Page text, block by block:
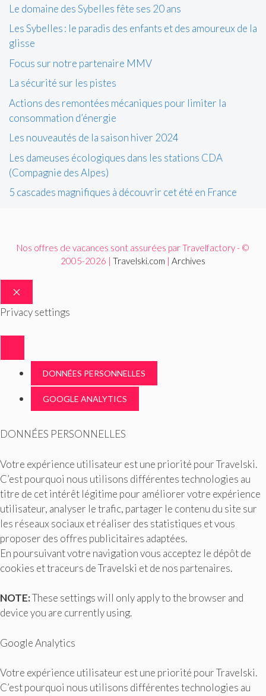
Le domaine des Sybelles fête ses 20 ans
Les Sybelles : le paradis des enfants et des amoureux de la
glisse
Focus sur notre partenaire MMV
La sécurité sur les pistes
Actions des remontées mécaniques pour limiter la
consommation d’énergie
Les nouveautés de la saison hiver 2024
Les dameuses écologiques dans les stations CDA
(Compagnie des Alpes)
5 cascades magnifiques à découvrir cet été en France
Nos offres de vacances sont assurées par Travelfactory - ©
2005-2026 | Travelski.com Archives
FERMER
Privacy settings
DONNÉES PERSONNELLES
GOOGLE ANALYTICS
DONNÉES PERSONNELLES
Votre expérience utilisateur est une priorité pour Travelski.
C’est pourquoi nous utilisons différentes technologies au
titre de cet intérêt légitime pour améliorer votre expérience
utilisateur, analyser le trafic, partager le contenu du site sur
les réseaux sociaux et réaliser des statistiques et vous
proposer des offres publicitaires adaptées.
En poursuivant votre navigation vous acceptez le dépôt de
cookies et traceurs de Travelski et de nos partenaires.
NOTE:These settings will only apply to the browser and
device you are currently using.
Google Analytics
Votre expérience utilisateur est une priorité pour Travelski.
C’est pourquoi nous utilisons différentes technologies au